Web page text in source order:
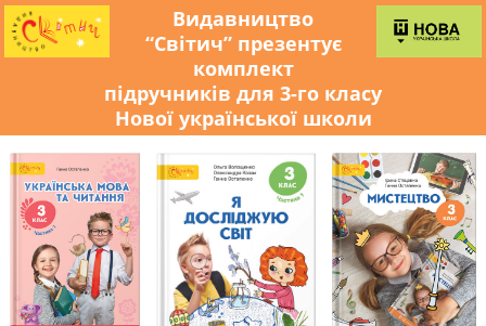
Видавництво
“Світич” презентує
комплект
підручників для 3-го класу
Нової української школи